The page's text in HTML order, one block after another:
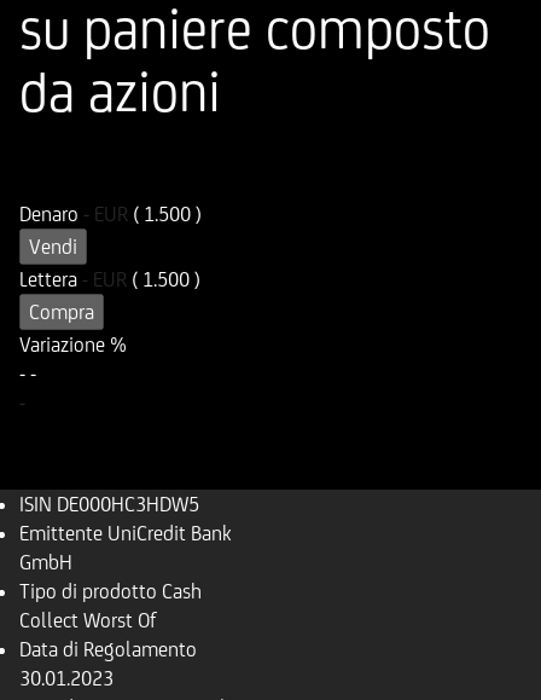
su paniere composto
da azioni
Denaro - EUR ( 1.500 )
Vendi
Lettera - EUR ( 1.500 )
Compra
Variazione %
- -
-
ISIN DE000HC3HDW5
Emittente UniCredit Bank
GmbH
Tipo di prodotto Cash
Collect Worst Of
Data di Regolamento
30.01.2023